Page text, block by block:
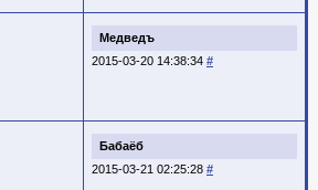
Медведъ
2015-03-20 14:38:34 #
Бабаёб
2015-03-21 02:25:28 #